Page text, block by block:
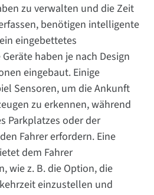
zu verwalten und die Zeit
benötigen intelligente
eingebettetes
haben je nach Design
eingebaut. Einige
Sensoren, um die Ankunft
zu erkennen, während
Parkplatzes oder der
Fahrer erfordern. Eine
dem Fahrer
wie z. B. die Option, die
einzustellen und